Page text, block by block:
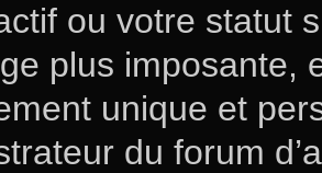
ou votre statut
plus imposante,
unique et
du forum